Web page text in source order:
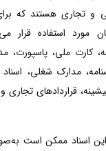
تجاری هستند که برای
مورد استفاده قرار
کارت ملی، پاسپورت،
مدارک شغلی،
قراردادهای تجاری
اسناد ممکن است